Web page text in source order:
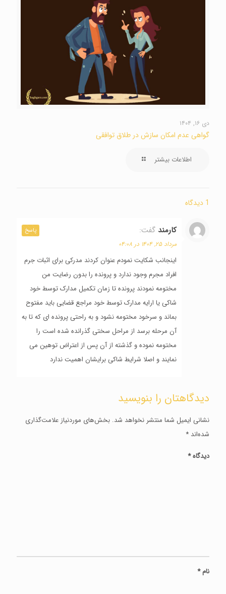
دی ۱۶, ۱۴۰۴
گواهی عدم امکان سازش در طلاق توافقی
اطلاعات بیشتر
1 دیدگاه
کارمند گفت:
مرداد ۲۵, ۱۴۰۴ در ۰۴:۰۸
اینجانب شکایت نمودم عنوان کردند مدرکی برای اثبات جرم
افراد مجرم وجود ندارد و‌ پرونده را بدون رضایت من
مختومه نمودند پرونده تا زمان تکمیل مدارک توسط خود
شاکی یا ارایه مدارک توسط خود مراجع قضایی باید مفتوح
بماند و سرخود مختومه نشود و به راحتی پرونده ای که تا به
آن مرحله برسد از مراحل سختی گذرانده شده است را
مختومه نموده و گذشته از آن پس از اعتراض توهین می
نمایند و اصلا شرایط شاکی برایشان اهمیت ندارد
پاسخ
دیدگاهتان را بنویسید
نشانی ایمیل شما منتشر نخواهد شد. بخش‌های موردنیاز علامت‌گذاری
شده‌اند *
دیدگاه*
نام*